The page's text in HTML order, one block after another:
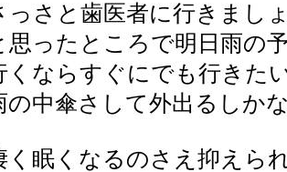
っさと歯医者に行きまし
思ったところで明日雨の
くならすぐにでも行きた
の中傘さして外出るしか
く眠くなるのさえ抑えら